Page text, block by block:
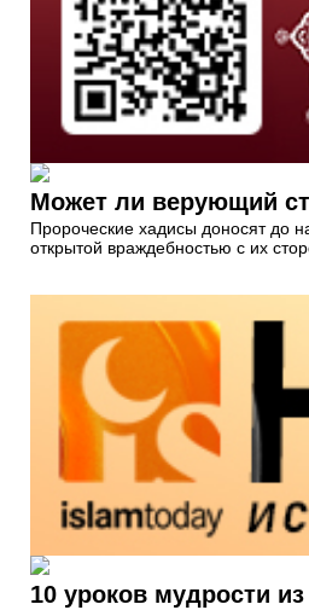
Может ли верующий
Пророческие хадисы доносят до
открытой враждебностью с их
10 уроков мудрости